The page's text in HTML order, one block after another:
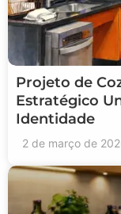
Projeto de
Estratégico
Identidade
2 de março de